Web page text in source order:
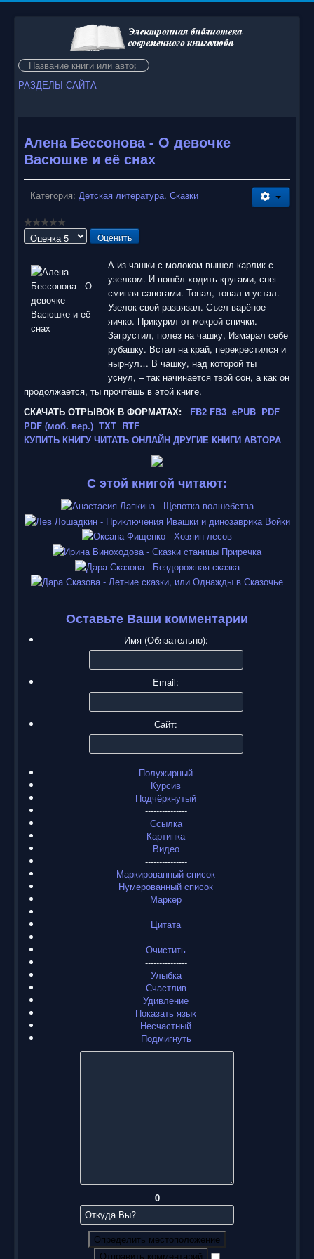
Искать...
РАЗДЕЛЫ САЙТА
Алена Бессонова - О девочке
Васюшке и её снах
Категория: Детская литература. Сказки
Пожалуйста,
А из чашки с молоком вышел карлик с
узелком. И пошёл ходить кругами, снег
сминая сапогами. Топал, топал и устал.
Узелок свой развязал. Съел варёное
яичко. Прикурил от мокрой спички.
Загрустил, полез на чашку, Измарал себе
рубашку. Встал на край, перекрестился и
нырнул… В чашку, над которой ты
уснул, – так начинается твой сон, а как он
продолжается, ты прочтёшь в этой книге.
СКАЧАТЬ ОТРЫВОК В ФОРМАТАХ: FB2 FB3 ePUB PDF
PDF (моб. вер.) TXT RTF
КУПИТЬ КНИГУ ЧИТАТЬ ОНЛАЙН ДРУГИЕ КНИГИ АВТОРА
С этой книгой читают:
Оставьте Ваши комментарии
Имя (Обязательно):
Email:
Сайт:
Полужирный
Курсив
Подчёркнутый
---------------
Ссылка
Картинка
Видео
---------------
Маркированный список
Нумерованный список
Маркер
---------------
Цитата
Очистить
---------------
Улыбка
Счастлив
Удивление
Показать язык
Несчастный
Подмигнуть
0
Определить местоположение
Отправить комментарий